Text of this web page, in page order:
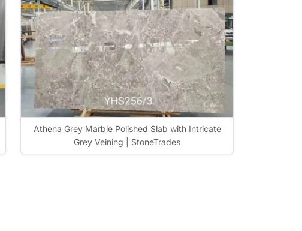
Athena Grey Marble Polished Slab with Intricate
Grey Veining | StoneTrades